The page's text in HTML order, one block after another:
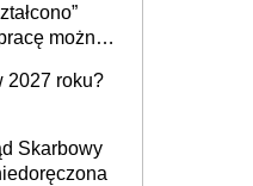
można
2027 roku?
Skarbowy